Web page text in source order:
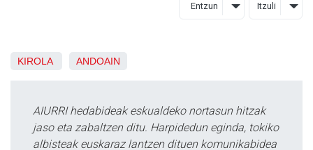
Entzun Itzuli
KIROLA ANDOAIN
AIURRI hedabideak eskualdeko nortasun hitzak
jaso eta zabaltzen ditu. Harpidedun eginda, tokiko
albisteak euskaraz lantzen dituen komunikabidea